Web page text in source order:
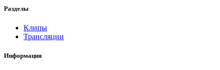
Разделы
Клипы
Трансляции
Информация